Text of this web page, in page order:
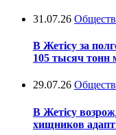
31.07.26
В Жетісу за
105 тысяч тонн
29.07.26
В Жетісу
хищников